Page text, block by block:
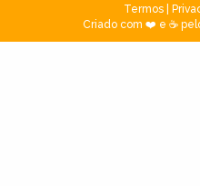
Termos|
Criado com ❤️ e ☕